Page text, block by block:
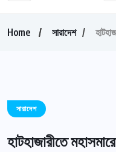
Home সারাদেশ
সারাদেশ
হাটহাজারীতে